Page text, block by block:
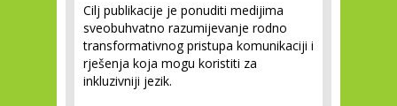
Cilj publikacije je ponuditi medijima
sveobuhvatno razumijevanje rodno
transformativnog pristupa komunikaciji i
rješenja koja mogu koristiti za
inkluzivniji jezik.